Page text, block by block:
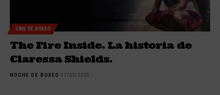
CINE DE BOXEO
The Fire Inside. La historia de
Claressa Shields.
NOCHE DE BOXEO 17/05/2025